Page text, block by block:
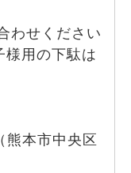
わせください
用の下駄は
本市中央区